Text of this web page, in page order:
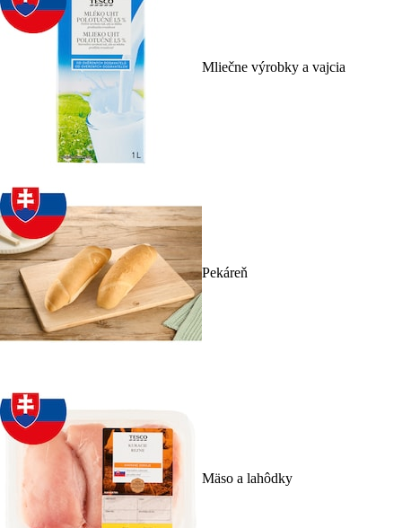
Mliečne výrobky a vajcia
Pekáreň
Mäso a lahôdky